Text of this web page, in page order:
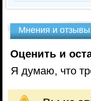
Мнения и отзывы
Оценить и
Я думаю, что